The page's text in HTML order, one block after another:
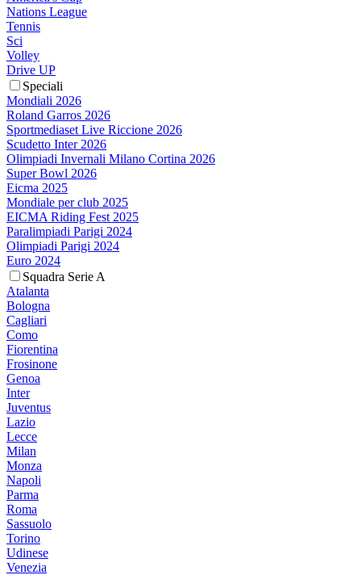
Nations League
Tennis
Sci
Volley
Drive UP
Speciali
Mondiali 2026
Roland Garros 2026
Sportmediaset Live Riccione 2026
Scudetto Inter 2026
Olimpiadi Invernali Milano Cortina 2026
Super Bowl 2026
Eicma 2025
Mondiale per club 2025
EICMA Riding Fest 2025
Paralimpiadi Parigi 2024
Olimpiadi Parigi 2024
Euro 2024
Squadra Serie A
Atalanta
Bologna
Cagliari
Como
Fiorentina
Frosinone
Genoa
Inter
Juventus
Lazio
Lecce
Milan
Monza
Napoli
Parma
Roma
Sassuolo
Torino
Udinese
Venezia